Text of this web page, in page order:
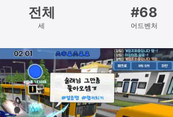
전체
세
#68
어드벤처